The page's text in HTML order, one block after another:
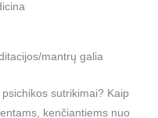
mantrų galia
psichikos sutrikimai? Kaip
kenčiantiems nuo